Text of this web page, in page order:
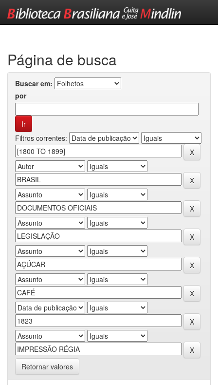
Página de busca
Buscar em:
por
Filtros correntes:
Retornar valores